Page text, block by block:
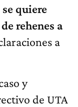
quiere
rehenes a
a
y
de UTA